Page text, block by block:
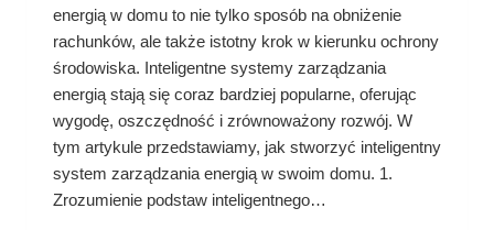
energią w domu to nie tylko sposób na obniżenie
rachunków, ale także istotny krok w kierunku ochrony
środowiska. Inteligentne systemy zarządzania
energią stają się coraz bardziej popularne, oferując
wygodę, oszczędność i zrównoważony rozwój. W
tym artykule przedstawiamy, jak stworzyć inteligentny
system zarządzania energią w swoim domu. 1.
Zrozumienie podstaw inteligentnego…